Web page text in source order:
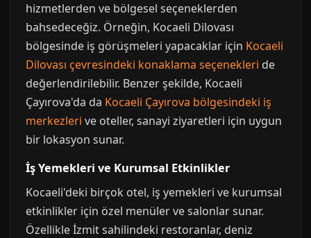
hizmetlerden ve bölgesel seçeneklerden
bahsedeceğiz. Örneğin, Kocaeli Dilovası
bölgesinde iş görüşmeleri yapacaklar için Kocaeli
Dilovası çevresindeki konaklama seçenekleri de
değerlendirilebilir. Benzer şekilde, Kocaeli
Çayırova'da da Kocaeli Çayırova bölgesindeki iş
merkezleri ve oteller, sanayi ziyaretleri için uygun
bir lokasyon sunar.
İş Yemekleri ve Kurumsal Etkinlikler
Kocaeli'deki birçok otel, iş yemekleri ve kurumsal
etkinlikler için özel menüler ve salonlar sunar.
Özellikle İzmit sahilindeki restoranlar, deniz